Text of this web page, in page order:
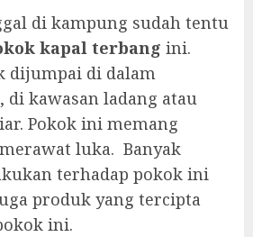
di kampung sudah tentu
kapal terbang ini.
dijumpai di dalam
di kawasan ladang atau
Pokok ini memang
luka. Banyak
terhadap pokok ini
produk yang tercipta
ini.